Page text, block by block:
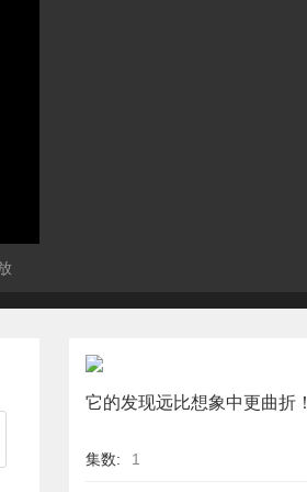
它的发现远比想象中更曲折！
集数: 1